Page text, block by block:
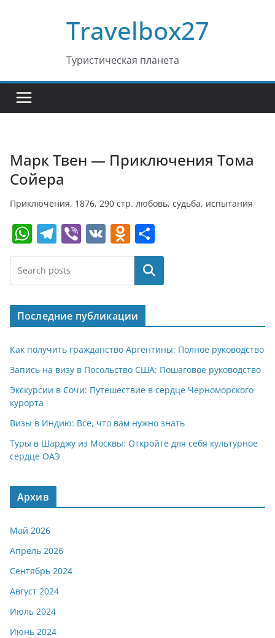
Travelbox27
Туристическая планета
Марк Твен — Приключения Тома
Сойера
Приключения, 1876, 290 стр. любовь, судьба, испытания
W
h
at
s
A
p
p
T
el
e
gr
a
m
Vi
b
V
K
O
d
o
kl
a
ss
ni
ki
т
п
р
в
и
т
ь
Поиск
Последние публикации
Как получить гражданство Аргентины: Полное руководство
Запись на визу в Посольство США: Пошаговое руководство
Экскурсии в Сочи: Путешествие в сердце Черноморского
курорта
Визы в Индию: Все, что вам нужно знать
Туры в Шарджу из Москвы: Откройте для себя культурное
сердце ОАЭ
Архив
Май 2026
Апрель 2026
Сентябрь 2024
Август 2024
Июль 2024
Июнь 2024